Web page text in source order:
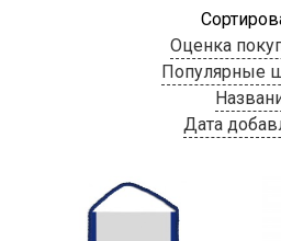
Оценка
Популярные
Дата